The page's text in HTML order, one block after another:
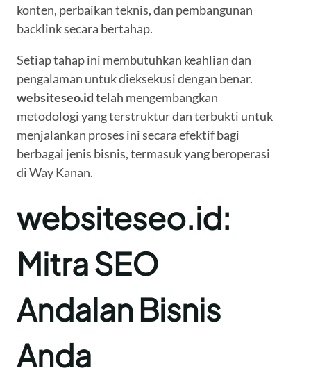
konten, perbaikan teknis, dan pembangunan
backlink secara bertahap.
Setiap tahap ini membutuhkan keahlian dan
pengalaman untuk dieksekusi dengan benar.
websiteseo.idtelah mengembangkan
metodologi yang terstruktur dan terbukti untuk
menjalankan proses ini secara efektif bagi
berbagai jenis bisnis, termasuk yang beroperasi
di Way Kanan.
websiteseo.id:
Mitra SEO
Andalan Bisnis
Anda